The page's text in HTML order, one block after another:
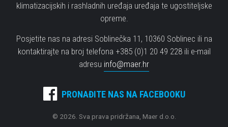
klimatizacijskih i rashladnih uređaja uređaja te ugostiteljske
opreme.
Posjetite nas na adresi Soblinečka 11, 10360 Soblinec ili na
kontaktirajte na broj telefona +385 (0)1 20 49 228 ili e-mail
adresu info@maer.hr
PRONAĐITE NAS NA FACEBOOKU
© 2026. Sva prava pridržana, Maer d.o.o.